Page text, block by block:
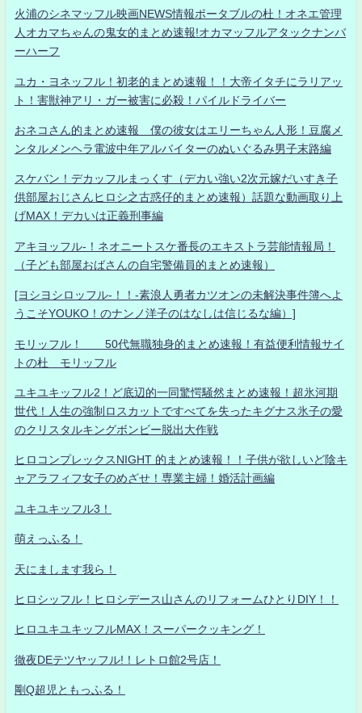
火浦のシネマッフル映画NEWS情報ポータブルの杜！オネエ管理
人オカマちゃんの鬼女的まとめ速報!オカマッフルアタックナンバ
ーハーフ
ユカ・ヨネッフル！初老的まとめ速報！！大帝イタチにラリアッ
ト！害獣神アリ・ガー被害に必殺！パイルドライバー
おネコさん的まとめ速報 僕の彼女はエリーちゃん人形！豆腐メ
ンタルメンヘラ電波中年アルバイターのぬいぐるみ男子末路編
スケバン！デカッフルまっくす（デカい強い2次元嫁だいすき子
供部屋おじさんヒロシ之古惑仔的まとめ速報）話題な動画取り上
げMAX！デカいは正義刑事編
アキヨッフル-！ネオニートスケ番長のエキストラ芸能情報局！
（子ども部屋おばさんの自宅警備員的まとめ速報）
[ヨシヨシロッフル-！！-素浪人勇者カツオンの未解決事件簿へよ
うこそYOUKO！のナンノ洋子のはなしは信じるな編）]
モリッフル！ 50代無職独身的まとめ速報！有益便利情報サイ
トの杜 モリッフル
ユキユキッフル2！ど底辺的一同驚愕騒然まとめ速報！超氷河期
世代！人生の強制ロスカットですべてを失ったキグナス氷子の愛
のクリスタルキングボンビー脱出大作戦
ヒロコンプレックスNIGHT 的まとめ速報！！子供が欲しいど陰キ
ャアラフィフ女子のめざせ！専業主婦！婚活計画編
ユキユキッフル3！
萌えっふる！
天にまします我ら！
ヒロシッフル！ヒロシデース山さんのリフォームひとりDIY！！
ヒロユキユキッフルMAX！スーパークッキング！
徹夜DEテツヤッフル!！レトロ館2号店！
剛Q超児ともっふる！